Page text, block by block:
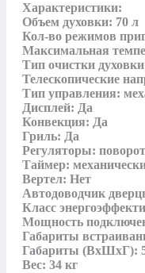
Характеристики:
Объем духовки: 70 л
Кол-во режимов
Максимальная
Тип очистки
Телескопические
Тип управления:
Дисплей: Да
Конвекция: Да
Гриль: Да
Регуляторы:
Таймер:
Вертел: Нет
Автодоводчик
Класс
Мощность
Габариты
Габариты (ВхШхГ):
Вес: 34 кг